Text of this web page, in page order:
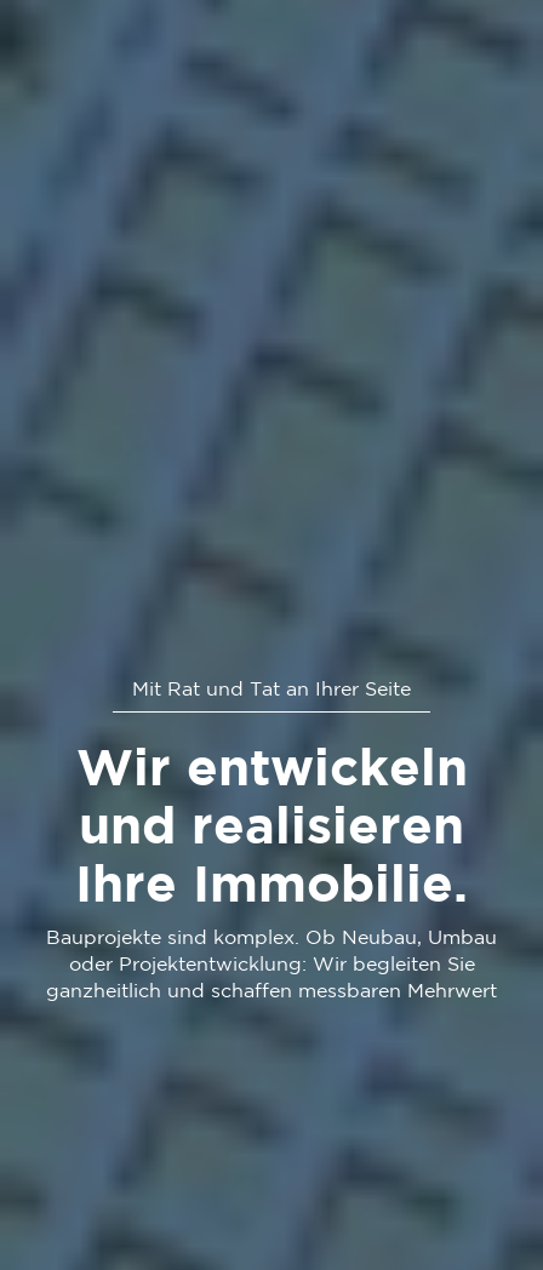
Mit Rat und Tat an Ihrer Seite
Wir entwickeln
und realisieren
Ihre Immobilie.
Bauprojekte sind komplex. Ob Neubau, Umbau
oder Projektentwicklung: Wir begleiten Sie
ganzheitlich und schaffen messbaren Mehrwert